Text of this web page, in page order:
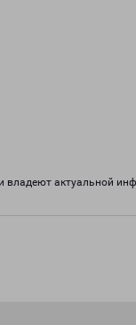
владеют актуальной